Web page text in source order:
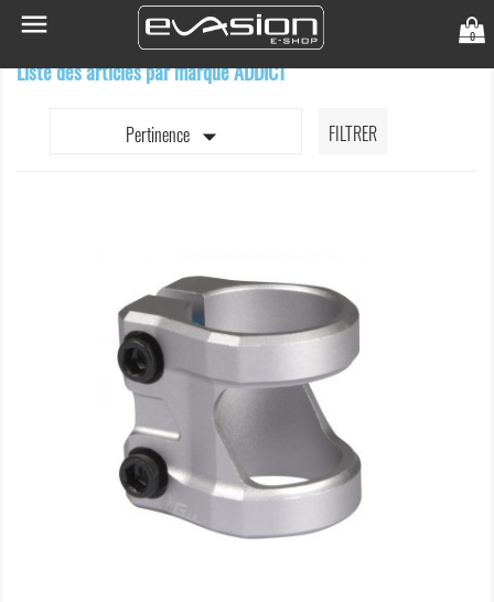
 0
Liste des articles par marque ADDICT
Pertinence  FILTRER